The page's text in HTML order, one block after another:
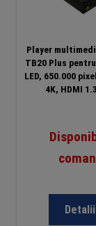
Player
TB20 Plus
LED, 650.000
4K, HDMI